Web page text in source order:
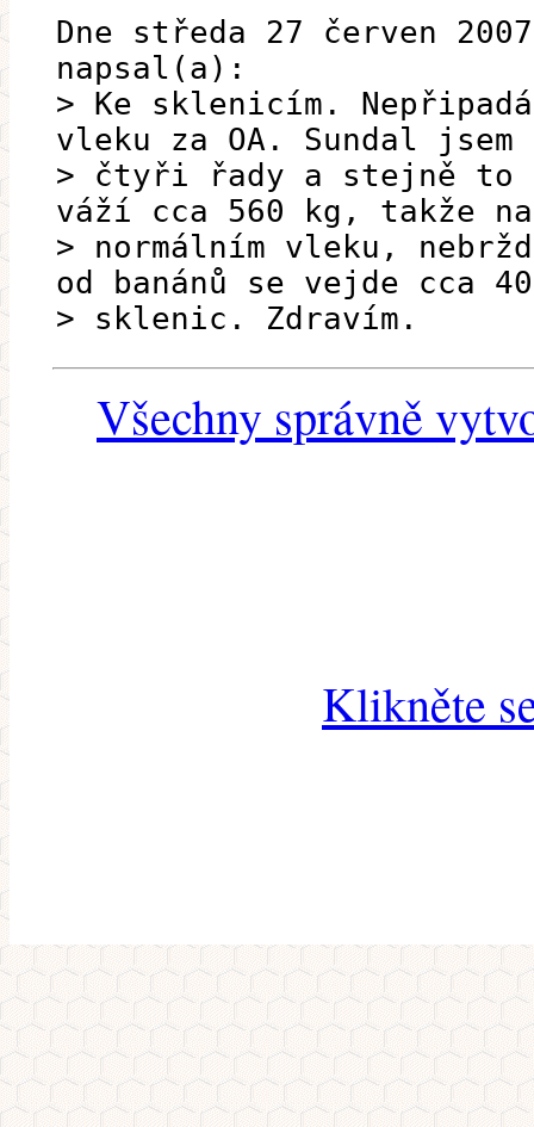
Dne středa 27 červen
napsal(a):
> Ke sklenicím.
vleku za OA. Sundal jsem
> čtyři řady a stejně to
váží cca 560 kg, takže na
> normálním vleku,
od banánů se vejde cca 40
> sklenic. Zdravím.
Všechny správně
Klikněte